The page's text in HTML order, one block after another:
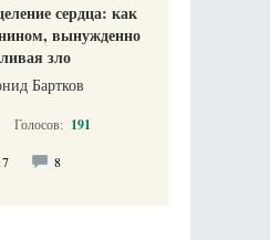
сердца: как
вынужденно
зло
Бартков
Голосов: 191
8